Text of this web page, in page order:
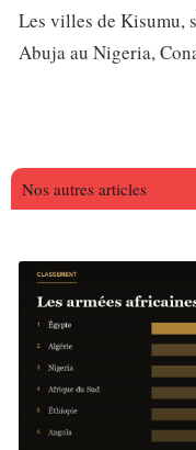
Les villes de Kisumu,
Abuja au Nigeria,
Nos autres articles